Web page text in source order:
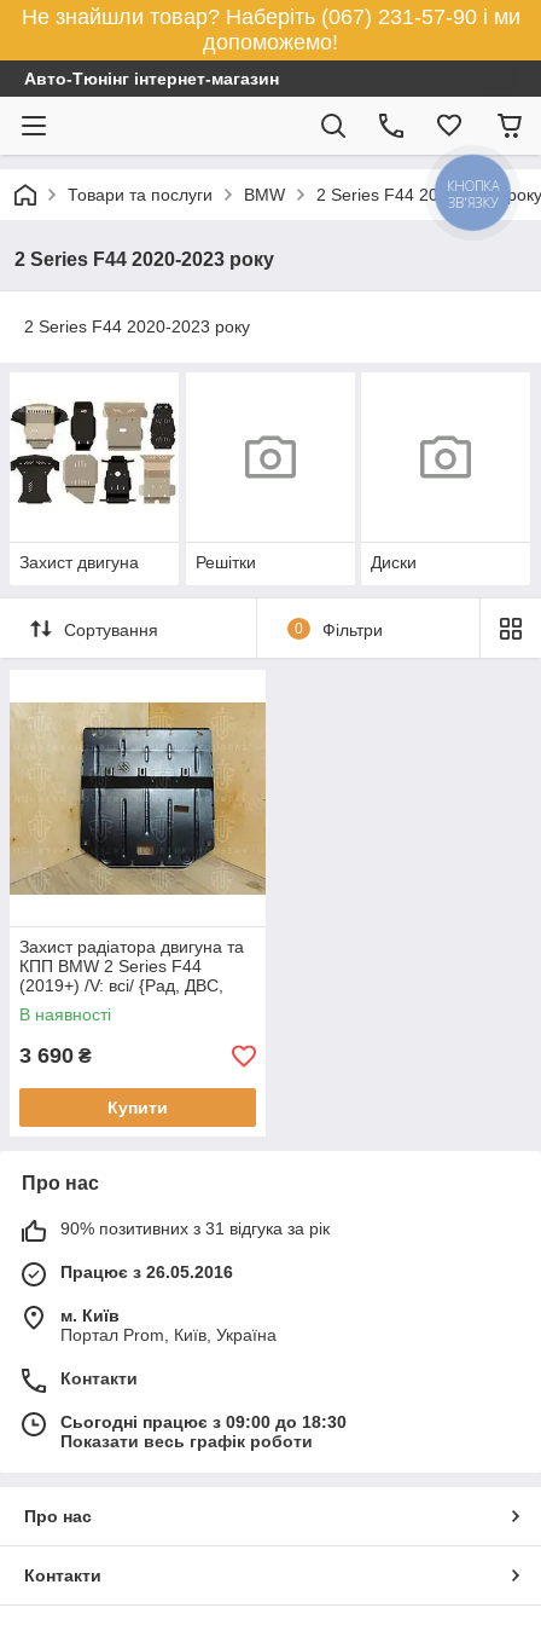
Не знайшли товар? Наберіть (067) 231-57-90 і ми
допоможемо!
Авто-Тюнінг інтернет-магазин
Товари та послуги BMW 2 Series F44 2020-2023 року
2 Series F44 2020-2023 року
2 Series F44 2020-2023 року
Захист двигуна Решітки Диски
Сортування 0 Фільтри
Захист радіатора двигуна та
КПП BMW 2 Series F44
(2019+) /V: всі/ {Рад, ДВС,
КПП} КГМ
В наявності
3 690 ₴
Купити
Про нас
90% позитивних з 31 відгука за рік
Працює з 26.05.2016
м. Київ
Портал Prom, Київ, Україна
Контакти
Сьогодні працює з 09:00 до 18:30
Показати весь графік роботи
Про нас
Контакти
КНОПКА
ЗВ'ЯЗКУ